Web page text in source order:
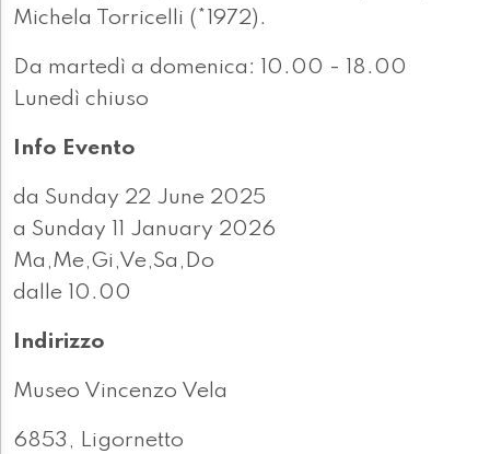
Michela Torricelli (*1972).
Da martedì a domenica: 10.00 - 18.00
Lunedì chiuso
Info Evento
da Sunday 22 June 2025
a Sunday 11 January 2026
Ma,Me,Gi,Ve,Sa,Do
dalle 10.00
Indirizzo
Museo Vincenzo Vela
6853, Ligornetto